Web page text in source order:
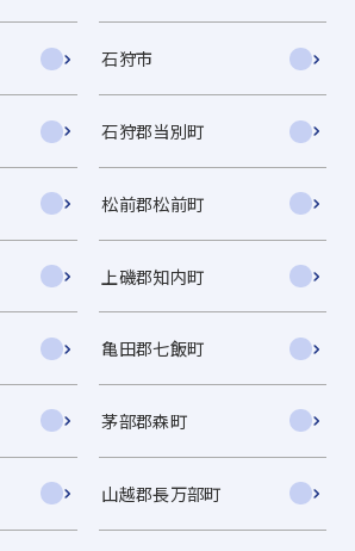
石狩市
石狩郡当別町
松前郡松前町
上磯郡知内町
亀田郡七飯町
茅部郡森町
山越郡長万部町